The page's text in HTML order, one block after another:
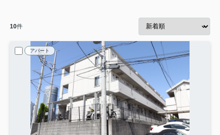
10件
アパート